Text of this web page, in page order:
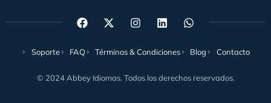
Soporte FAQ Términos & Condiciones Blog Contacto
© 2024 Abbey Idiomas. Todos los derechos reservados.